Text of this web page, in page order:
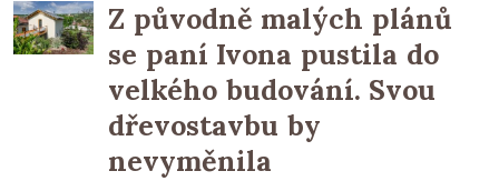
Z původně malých plánů
se paní Ivona pustila do
velkého budování. Svou
dřevostavbu by
nevyměnila